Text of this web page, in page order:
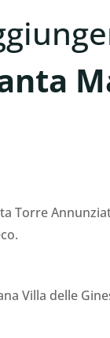
Torre
Villa delle